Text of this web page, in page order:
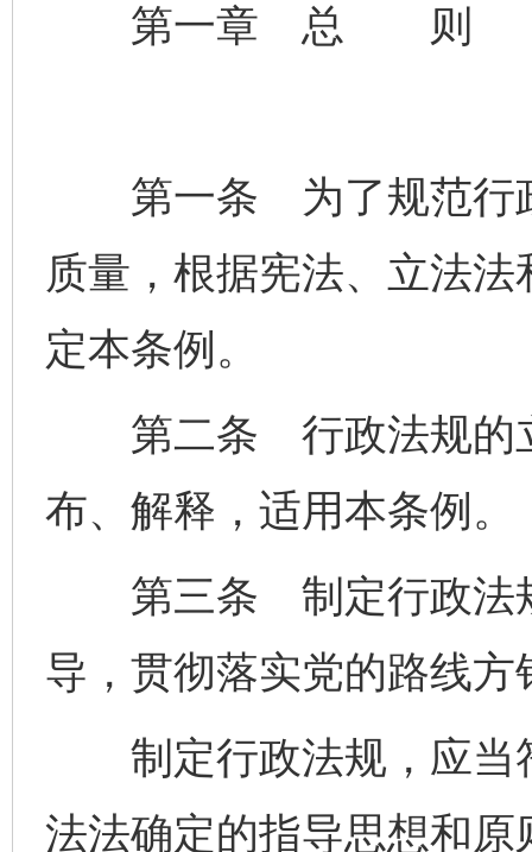
第一章 总 则
第一条 为了规范行政
质量，根据宪法、立法
定本条例。
第二条 行政法规的立
布、解释，适用本条例。
第三条 制定行政法规
导，贯彻落实党的路线
制定行政法规，应当
法法确定的指导思想和原